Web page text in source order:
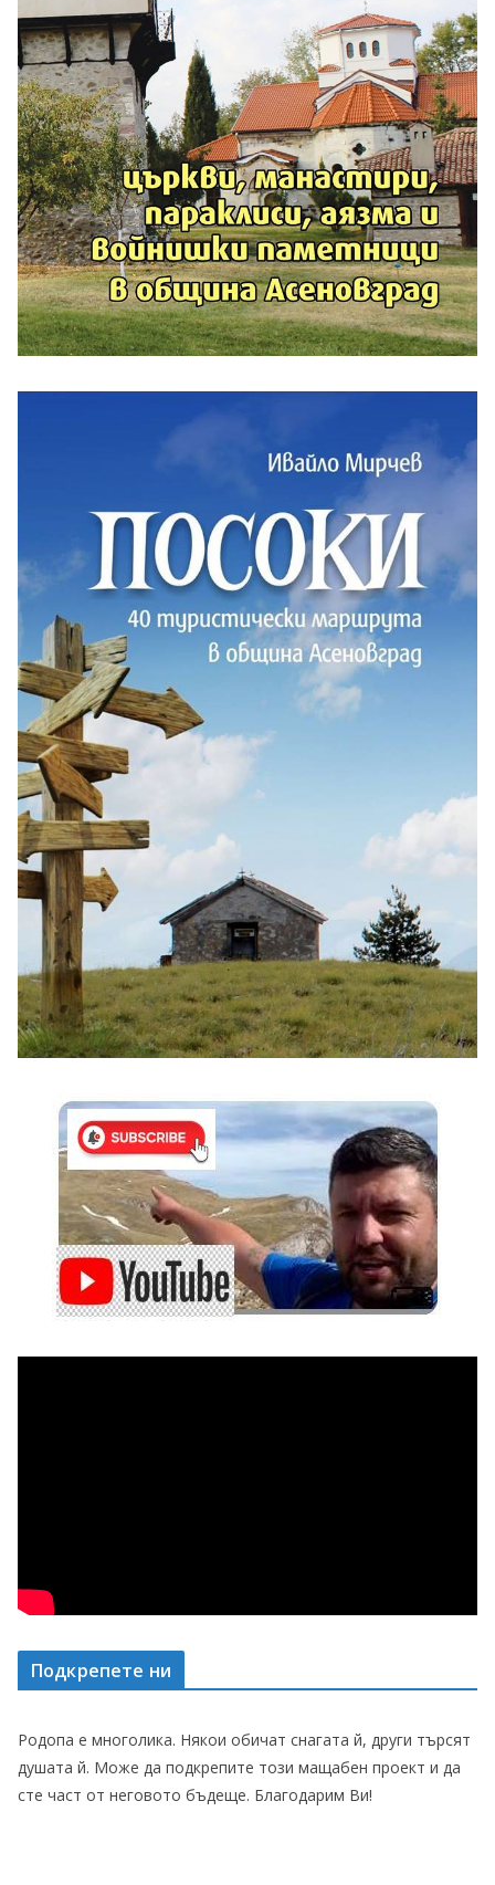
Подкрепете ни
Родопа е многолика. Някои обичат снагата й, други търсят
душата й. Може да подкрепите този мащабен проект и да
сте част от неговото бъдеще. Благодарим Ви!